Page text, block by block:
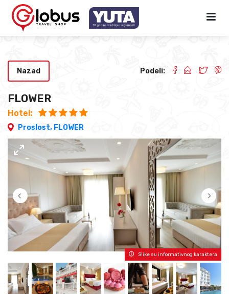
FLOWER
Hotel:
Proslost, FLOWER
Nazad Podeli:
Slike su informativnog karaktera